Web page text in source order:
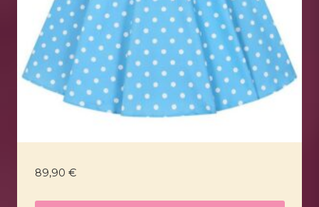
89,90 €